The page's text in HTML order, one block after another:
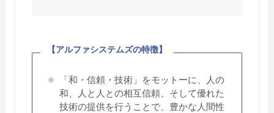
【アルファシステムズの特徴】
「和・信頼・技術」をモットーに、人の
和、人と人との相互信頼、そして優れた
技術の提供を行うことで、豊かな人間性